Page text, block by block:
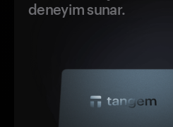
deneyim sunar.